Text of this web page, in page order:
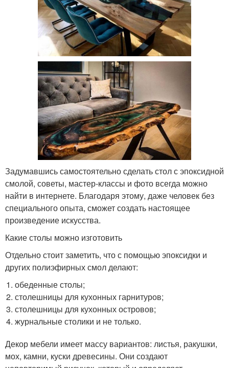
Задумавшись самостоятельно сделать стол с эпоксидной
смолой, советы, мастер-классы и фото всегда можно
найти в интернете. Благодаря этому, даже человек без
специального опыта, сможет создать настоящее
произведение искусства.
Какие столы можно изготовить
Отдельно стоит заметить, что с помощью эпоксидки и
других полиэфирных смол делают:
обеденные столы;
столешницы для кухонных гарнитуров;
столешницы для кухонных островов;
журнальные столики и не только.
Декор мебели имеет массу вариантов: листья, ракушки,
мох, камни, куски древесины. Они создают